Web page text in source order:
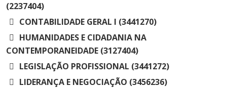
(2237404)
CONTABILIDADE GERAL I (3441270)
HUMANIDADES E CIDADANIA NA
CONTEMPORANEIDADE (3127404)
LEGISLAÇÃO PROFISSIONAL (3441272)
LIDERANÇA E NEGOCIAÇÃO (3456236)